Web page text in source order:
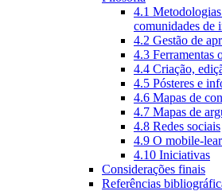
4.1
comunidades de
4.2 Gestão de
4.3 Ferramentas
4.4 Criação,
4.5 Pósteres e
4.6 Mapas de
4.7 Mapas de
4.8 Redes sociais
4.9 O mobile-
4.10 Iniciativas
Considerações finais
Referências